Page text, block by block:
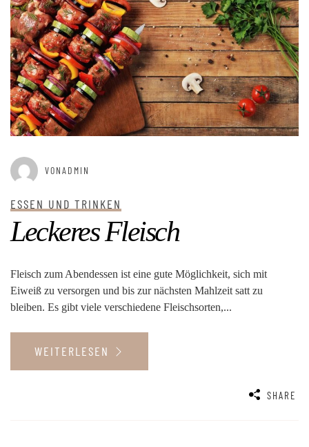
VONADMIN
ESSEN UND TRINKEN
Leckeres Fleisch
Fleisch zum Abendessen ist eine gute Möglichkeit, sich mit
Eiweiß zu versorgen und bis zur nächsten Mahlzeit satt zu
bleiben. Es gibt viele verschiedene Fleischsorten,...
WEITERLESEN
SHARE